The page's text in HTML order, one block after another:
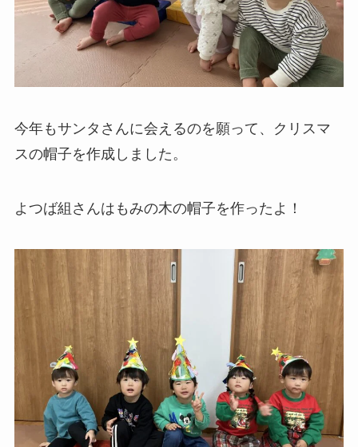
今年もサンタさんに会えるのを願って、クリスマ
スの帽子を作成しました。
よつば組さんはもみの木の帽子を作ったよ！